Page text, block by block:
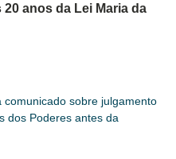
anos da Lei Maria da